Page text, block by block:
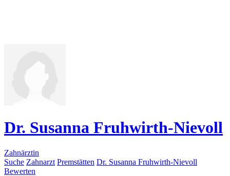
Dr. Susanna Fruhwirth-Nievoll
Zahnärztin
Suche Zahnarzt Premstätten Dr. Susanna Fruhwirth-Nievoll
Bewerten